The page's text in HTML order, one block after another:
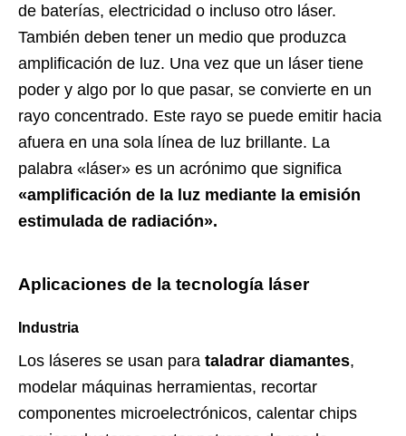
de baterías, electricidad o incluso otro láser.
También deben tener un medio que produzca
amplificación de luz. Una vez que un láser tiene
poder y algo por lo que pasar, se convierte en un
rayo concentrado. Este rayo se puede emitir hacia
afuera en una sola línea de luz brillante. La
palabra «láser» es un acrónimo que significa
«amplificación de la luz mediante la emisión
estimulada de radiación».
Aplicaciones de la tecnología láser
Industria
Los láseres se usan para taladrar diamantes,
modelar máquinas herramientas, recortar
componentes microelectrónicos, calentar chips